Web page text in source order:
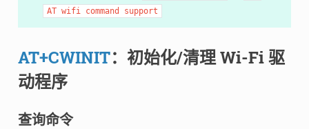
AT wifi command support
AT+CWINIT：初始化/清理 Wi-Fi 驱
动程序
查询命令